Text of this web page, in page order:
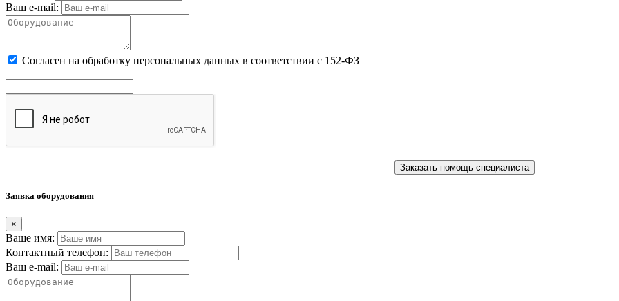
Ваш e-mail:
Cогласен на обработку персональных данных в соответствии с 152-ФЗ
Заказать помощь специалиста
Заявка оборудования
×
Ваше имя:
Контактный телефон:
Ваш e-mail: